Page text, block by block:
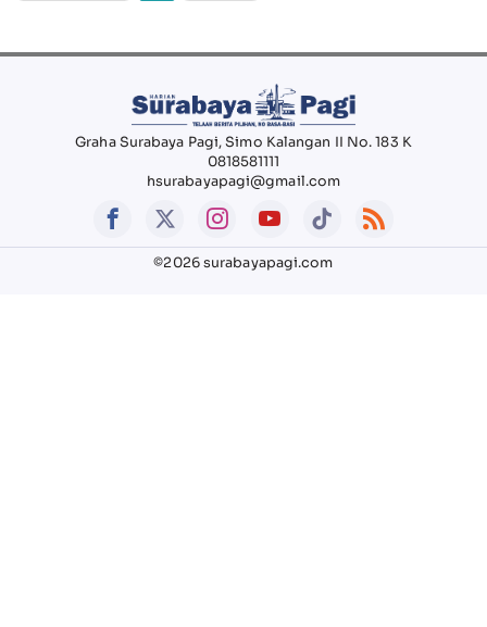
Graha Surabaya Pagi, Simo Kalangan II No. 183 K
0818581111
hsurabayapagi@gmail.com
©2026 surabayapagi.com